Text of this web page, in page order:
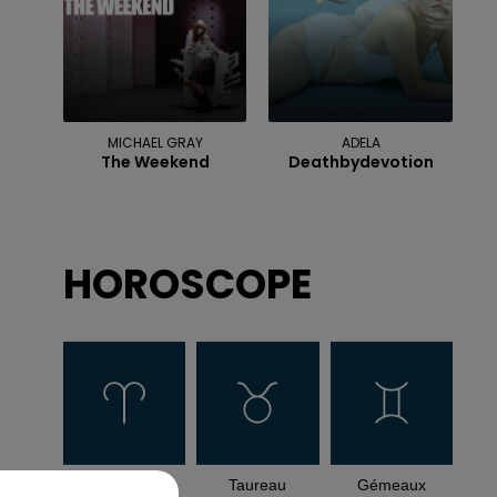
MICHAEL GRAY
The Weekend
ADELA
Deathbydevotion
HOROSCOPE
Taureau Gémeaux